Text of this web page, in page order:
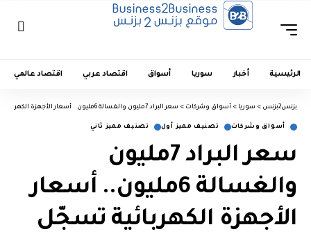
الرئيسية أخبار سوريا أسواق اقتصاد عربي اقتصاد عالمي
بزنس2بزنس > سوريا > أسواق وشركات > سعر البراد 7مليون والغسالة 6مليون.. أسعار الأجهزة الكهربائية تسجّل مستويات قياسية في سورية!!
أسواق وشركات تصنيف مميز أول تصنيف مميز ثاني
سعر البراد 7مليون
والغسالة 6مليون.. أسعار
الأجهزة الكهربائية تسجّل